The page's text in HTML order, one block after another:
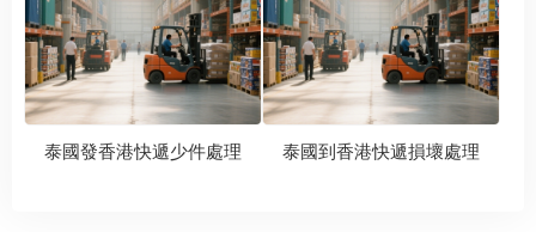
泰國發香港快遞少件處理 泰國到香港快遞損壞處理